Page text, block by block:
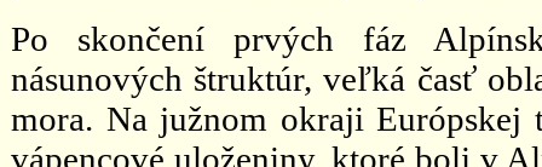
Po skončení prvých fáz
násunových štruktúr, veľká časť
mora. Na južnom okraji
vápencové uloženiny, ktoré boli v